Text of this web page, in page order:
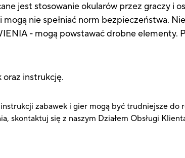
jest stosowanie okularów przez graczy i
nie spełniać norm bezpieczeństwa.
- mogą powstawać drobne elementy.
oraz instrukcję.
zabawek i gier mogą być trudniejsze do
skontaktuj się z naszym Działem Obsługi